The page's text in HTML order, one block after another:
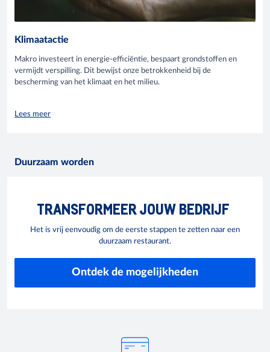
Klimaatactie
Makro investeert in energie-efficiëntie, bespaart grondstoffen en
vermijdt verspilling. Dit bewijst onze betrokkenheid bij de
bescherming van het klimaat en het milieu.
Lees meer
Duurzaam worden
TRANSFORMEER JOUW BEDRIJF
Het is vrij eenvoudig om de eerste stappen te zetten naar een
duurzaam restaurant.
Ontdek de mogelijkheden